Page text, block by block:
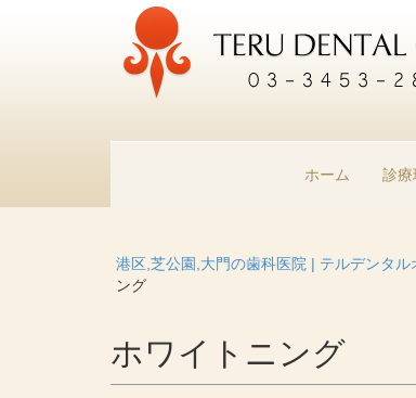
ホーム 診療
港区,芝公園,大門の歯科医院 | テルデンタ
ング
ホワイトニング